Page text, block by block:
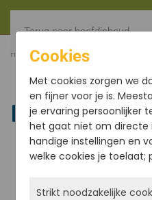
Terug naar hoofdinhoud
HOME FILTER
Linkedin
Cookies
Met cookies zorgen we
en fijner voor je is.
je ervaring persoonlijker
het gaat niet om
handige instellingen en
welke cookies je toelaat;
Strikt noodzakelijke